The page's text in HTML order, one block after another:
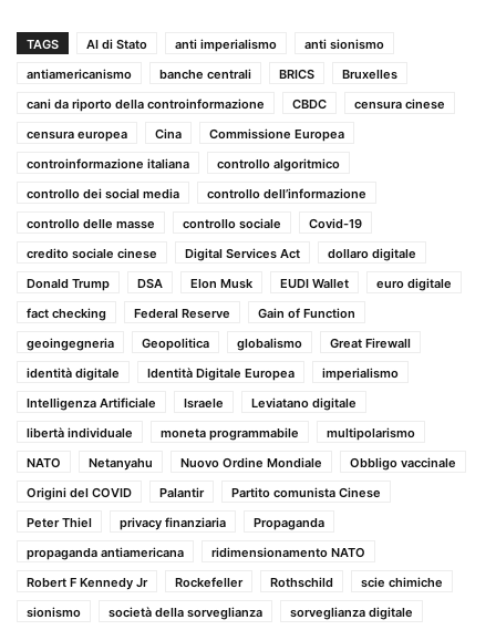
TAGS AI di Stato anti imperialismo
anti sionismo
antiamericanismo
banche centrali BRICS
Bruxelles
cani da riporto della controinformazione
CBDC
censura cinese
censura europea
Cina
Commissione Europea
controinformazione italiana
controllo algoritmico
controllo dei social media
controllo dell’informazione
controllo delle masse
controllo sociale
Covid-19
credito sociale cinese
Digital Services Act
dollaro digitale
Donald Trump
DSA Elon Musk EUDI Wallet
euro digitale
fact checking
Federal Reserve
Gain of Function
geoingegneria
Geopolitica globalismo
Great Firewall
identità digitale
Identità Digitale Europea
imperialismo
Intelligenza Artificiale
Israele
Leviatano digitale
libertà individuale
moneta programmabile
multipolarismo
NATO
Netanyahu Nuovo Ordine Mondiale
Obbligo vaccinale
Origini del COVID
Palantir
Partito comunista Cinese
Peter Thiel
privacy finanziaria
Propaganda
propaganda antiamericana
ridimensionamento NATO
Robert F Kennedy Jr
Rockefeller Rothschild
scie chimiche
sionismo
società della sorveglianza sorveglianza digitale